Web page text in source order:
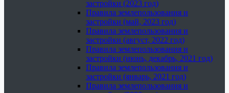
застройки (2023 год)
Правила землепользования и
застройки (май, 2023 год)
Правила землепользования и
застройки (август, 2022 год)
Правила землепользования и
застройки (июнь, декабрь, 2021 год)
Правила землепользования и
застройки (январь, 2021 год)
Правила землепользования и